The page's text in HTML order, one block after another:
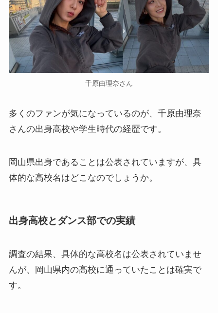
千原由理奈さん
多くのファンが気になっているのが、千原由理奈
さんの出身高校や学生時代の経歴です。
岡山県出身であることは公表されていますが、具
体的な高校名はどこなのでしょうか。
出身高校とダンス部での実績
調査の結果、具体的な高校名は公表されていませ
んが、岡山県内の高校に通っていたことは確実で
す。